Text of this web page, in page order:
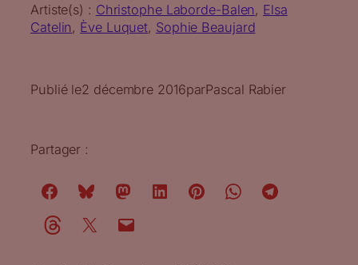
Artiste(s) : Christophe Laborde-Balen , Elsa
Catelin , Ève Luquet, Sophie Beaujard
Publié le2 décembre 2016parPascal Rabier
Partager :